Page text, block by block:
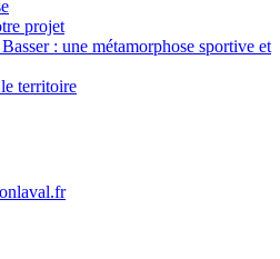
projet
: une métamorphose sportive et
territoire